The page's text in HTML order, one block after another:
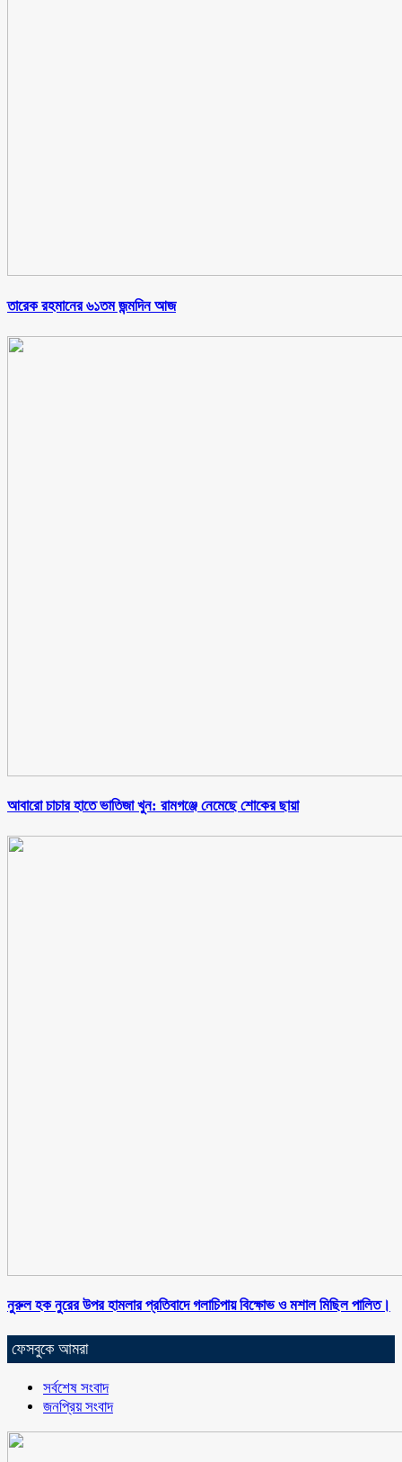
তারেক রহমানের ৬১তম জন্মদিন আজ
আবারো চাচার হাতে ভাতিজা খুন: রামগঞ্জে নেমেছে শোকের ছায়া
নুরুল হক নুরের উপর হামলার প্রতিবাদে গলাচিপায় বিক্ষোভ ও মশাল মিছিল পালিত।
ফেসবুকে আমরা
সর্বশেষ সংবাদ
জনপ্রিয় সংবাদ